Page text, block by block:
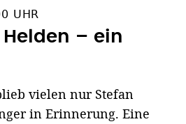
UHR
Helden – ein
vielen nur Stefan
in Erinnerung. Eine